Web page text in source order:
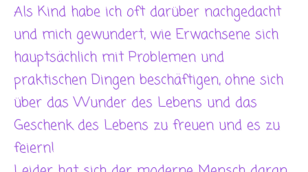
Als Kind habe ich oft darüber nachgedacht
und mich gewundert, wie Erwachsene sich
hauptsächlich mit Problemen und
praktischen Dingen beschäftigen, ohne sich
über das Wunder des Lebens und das
Geschenk des Lebens zu freuen und es zu
feiern!